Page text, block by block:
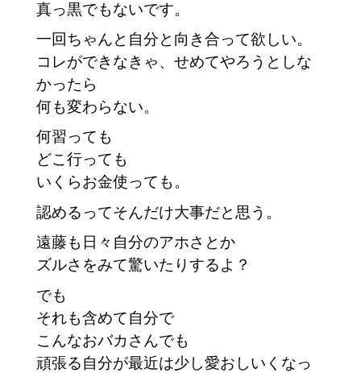
真っ黒でもないです。
一回ちゃんと自分と向き合って欲しい。
コレができなきゃ、せめてやろうとしな
かったら
何も変わらない。
何習っても
どこ行っても
いくらお金使っても。
認めるってそんだけ大事だと思う。
遠藤も日々自分のアホさとか
ズルさをみて驚いたりするよ？
でも
それも含めて自分で
こんなおバカさんでも
頑張る自分が最近は少し愛おしいくなっ